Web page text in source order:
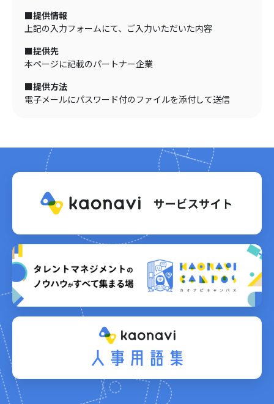
■提供情報
上記の入力フォームにて、ご入力いただいた内容
■提供先
本ページに記載のパートナー企業
■提供方法
電子メールにパスワード付のファイルを添付して送信